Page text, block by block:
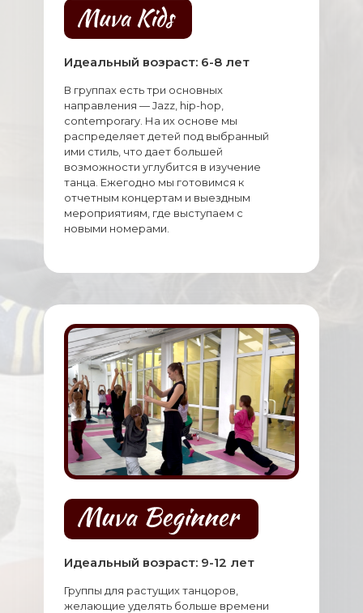
Идеальный возраст: 6-8 лет
В группах есть три основных
направления — Jazz, hip-hop,
contemporary. На их основе мы
распределяет детей под выбранный
ими стиль, что дает большей
возможности углубится в изучение
танца. Ежегодно мы готовимся к
отчетным концертам и выездным
мероприятиям, где выступаем с
новыми номерами.
Идеальный возраст: 9-12 лет
Группы для растущих танцоров,
желающие уделять больше времени